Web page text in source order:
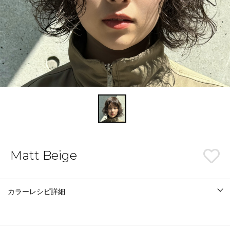
Matt Beige
カラーレシピ詳細